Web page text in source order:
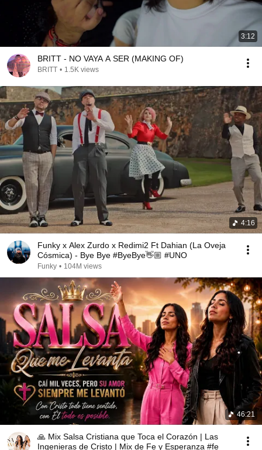
3:12
BRITT - NO VAYA A SER (MAKING OF)
BRITT • 1.5K views
4:16
Funky x Alex Zurdo x Redimi2 Ft Dahian (La Oveja
Cósmica) - Bye Bye #ByeBye👋🏼 #UNO
Funky • 104M views
46:21
🙏 Mix Salsa Cristiana que Toca el Corazón | Las
Ingenieras de Cristo | Mix de Fe y Esperanza #fe